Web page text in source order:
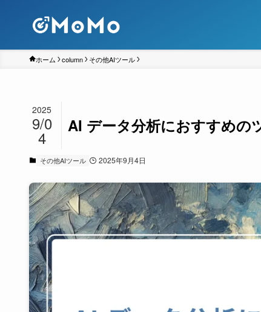
ホーム column その他AIツール
AI データ分析におすすめの
2025
9/0
4
その他AIツール 2025年9月4日